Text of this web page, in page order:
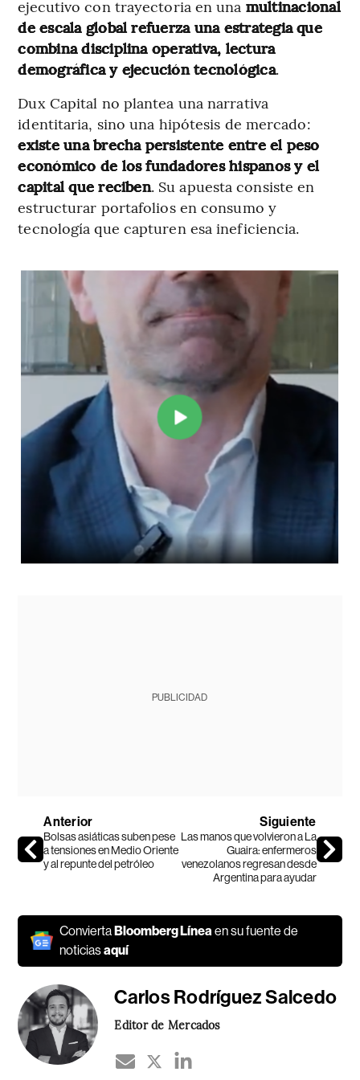
ejecutivo con trayectoria en una multinacional
de escala global refuerza una estrategia que
combina disciplina operativa, lectura
demográfica y ejecución tecnológica.
Dux Capital no plantea una narrativa
identitaria, sino una hipótesis de mercado:
existe una brecha persistente entre el peso
económico de los fundadores hispanos y el
capital que reciben. Su apuesta consiste en
estructurar portafolios en consumo y
tecnología que capturen esa ineficiencia.
PUBLICIDAD
Anterior
Bolsas asiáticas suben pese
a tensiones en Medio Oriente
y al repunte del petróleo
Siguiente
Las manos que volvieron a La
Guaira: enfermeros
venezolanos regresan desde
Argentina para ayudar
ConviertaBloomberg Línea en su fuente de
noticiasaquí
Carlos Rodríguez Salcedo
Editor de Mercados